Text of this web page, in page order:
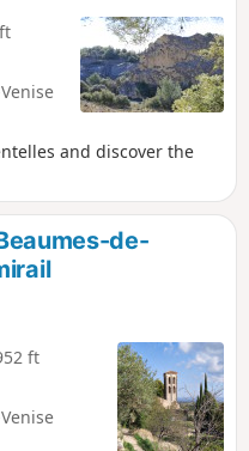
and discover the
de-
ft